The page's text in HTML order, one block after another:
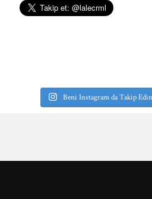
Beni Instagram da Takip